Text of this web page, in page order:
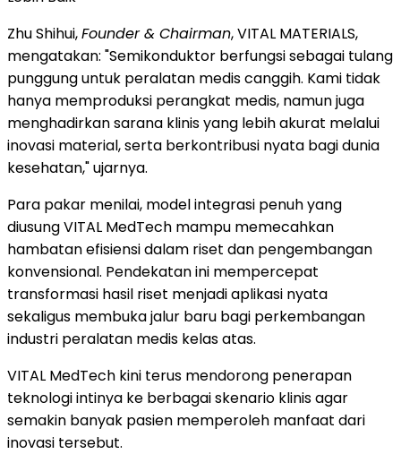
Zhu Shihui,Founder & Chairman, VITAL MATERIALS,
mengatakan: "Semikonduktor berfungsi sebagai tulang
punggung untuk peralatan medis canggih. Kami tidak
hanya memproduksi perangkat medis, namun juga
menghadirkan sarana klinis yang lebih akurat melalui
inovasi material, serta berkontribusi nyata bagi dunia
kesehatan," ujarnya.
Para pakar menilai, model integrasi penuh yang
diusung VITAL MedTech mampu memecahkan
hambatan efisiensi dalam riset dan pengembangan
konvensional. Pendekatan ini mempercepat
transformasi hasil riset menjadi aplikasi nyata
sekaligus membuka jalur baru bagi perkembangan
industri peralatan medis kelas atas.
VITAL MedTech kini terus mendorong penerapan
teknologi intinya ke berbagai skenario klinis agar
semakin banyak pasien memperoleh manfaat dari
inovasi tersebut.